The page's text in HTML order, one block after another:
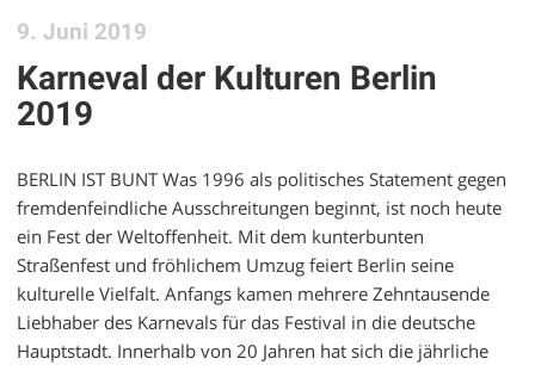
9. Juni 2019
Karneval der Kulturen Berlin
2019
BERLIN IST BUNT Was 1996 als politisches Statement gegen
fremdenfeindliche Ausschreitungen beginnt, ist noch heute
ein Fest der Weltoffenheit. Mit dem kunterbunten
Straßenfest und fröhlichem Umzug feiert Berlin seine
kulturelle Vielfalt. Anfangs kamen mehrere Zehntausende
Liebhaber des Karnevals für das Festival in die deutsche
Hauptstadt. Innerhalb von 20 Jahren hat sich die jährliche